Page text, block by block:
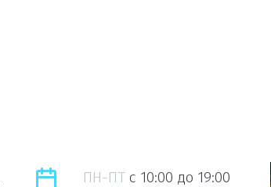
ПН-ПТ c 10:00 до 19:00